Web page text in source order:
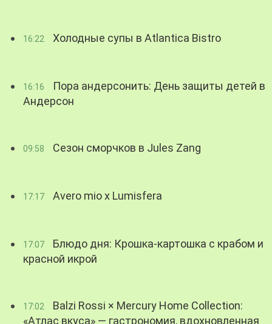
16:22 Холодные супы в Atlantica Bistro
16:16
Пора андерсонить: День защиты детей в
Андерсон
09:58 Сезон сморчков в Jules Zang
17:17 Avero mio x Lumisfera
17:07
Блюдо дня: Крошка-картошка с крабом и
красной икрой
17:02
Balzi Rossi × Mercury Home Collection:
«Атлас вкуса» — гастрономия, вдохновленная